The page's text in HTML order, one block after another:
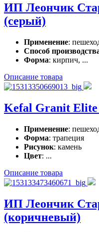
ИП Леончик
(серый)
Применение:
Способ
Форма: кирпич, ...
Описание товара
Kefal Granit Elite
Применение:
Форма: трапеция
Рисунок: камень
Цвет: ...
Описание товара
ИП Леончик
(коричневый)